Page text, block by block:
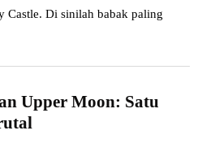
Castle. Di sinilah babak paling
Upper Moon: Satu